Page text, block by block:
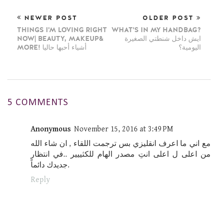
NEWER POST
THINGS I'M LOVING RIGHT
NOW| BEAUTY, MAKEUP&
MORE! أشياء أحبها حاليا
OLDER POST
WHAT'S IN MY HANDBAG?
ايش داخل شنطتي الصغيرة
اليومية؟
5 COMMENTS
Anonymous November 15, 2016 at 3:49 PM
مع اني ما اعرف انقليزي بس ترجمت اللقاء , ان شاء الله
من اعلى ل اعلى انتِ مصدر الهام للكثييير ..في انتظار
جديدك دائماً.
Reply